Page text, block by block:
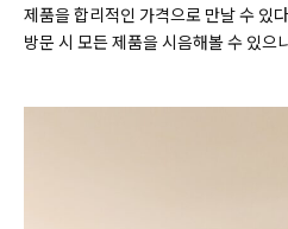
제품을 합리적인 가격으로 만날 수 있
방문 시 모든 제품을 시음해볼 수 있으